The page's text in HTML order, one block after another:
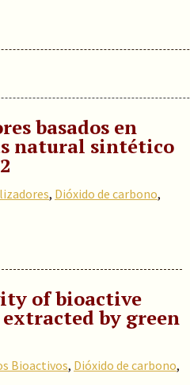
basados en
natural sintético
, Dióxido de carbono,
of bioactive
by green
Bioactivos, Dióxido de carbono,